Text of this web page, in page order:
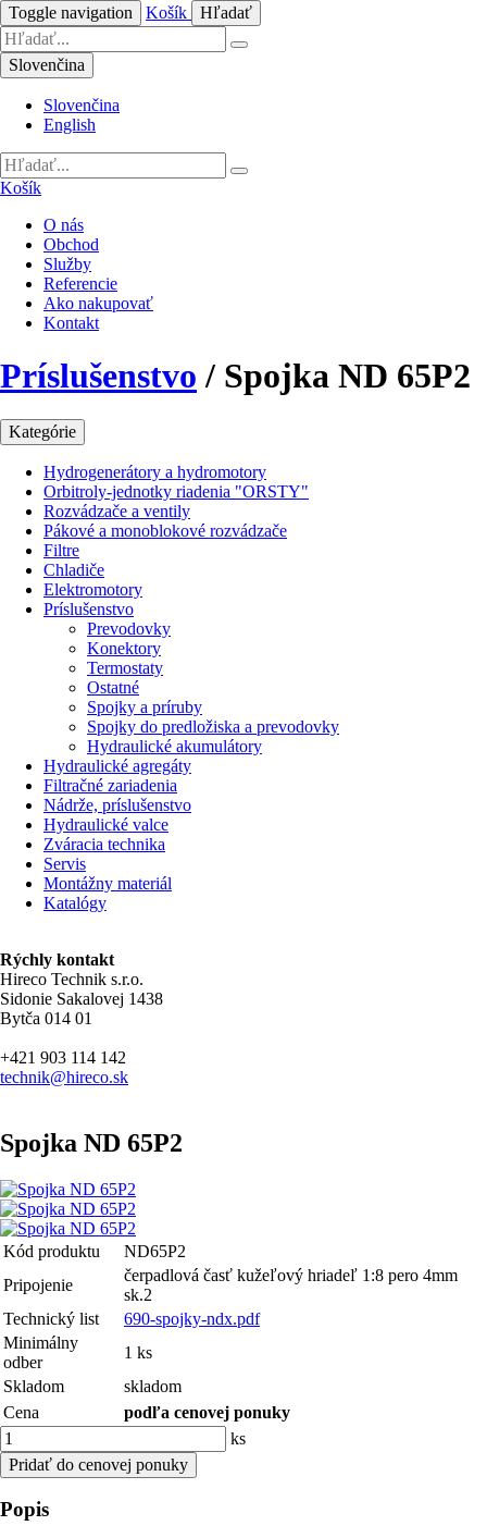
Toggle navigation Košík Hľadať
Slovenčina
Slovenčina
English
Košík
O nás
Obchod
Služby
Referencie
Ako nakupovať
Kontakt
Príslušenstvo / Spojka ND 65P2
Kategórie
Hydrogenerátory a hydromotory
Orbitroly-jednotky riadenia "ORSTY"
Rozvádzače a ventily
Pákové a monoblokové rozvádzače
Filtre
Chladiče
Elektromotory
Príslušenstvo
Prevodovky
Konektory
Termostaty
Ostatné
Spojky a príruby
Spojky do predložiska a prevodovky
Hydraulické akumulátory
Hydraulické agregáty
Filtračné zariadenia
Nádrže, príslušenstvo
Hydraulické valce
Zváracia technika
Servis
Montážny materiál
Katalógy
Rýchly kontakt
Hireco Technik s.r.o.
Sidonie Sakalovej 1438
Bytča 014 01
+421 903 114 142
technik@hireco.sk
Spojka ND 65P2
Kód produktu
ND65P2
Pripojenie
čerpadlová časť kužeľový hriadeľ 1:8 pero 4mm
sk.2
Technický list
690-spojky-ndx.pdf
Minimálny
odber
1 ks
Skladom
skladom
Cena
podľa cenovej ponuky
ks
Pridať do cenovej ponuky
Popis